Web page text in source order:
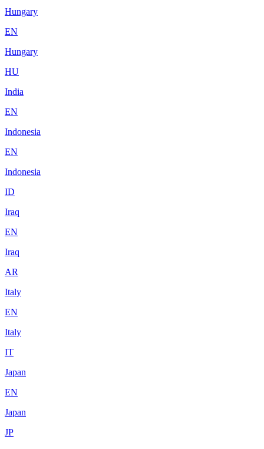
Hungary
EN
Hungary
HU
India
EN
Indonesia
EN
Indonesia
ID
Iraq
EN
Iraq
AR
Italy
EN
Italy
IT
Japan
EN
Japan
JP